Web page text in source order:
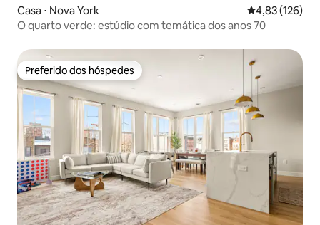
Casa ⋅ Nova York 4,83 de uma
4,83 (126)
O quarto verde: estúdio com temática dos anos 70
Preferido dos hóspedes
Preferido dos hóspedes